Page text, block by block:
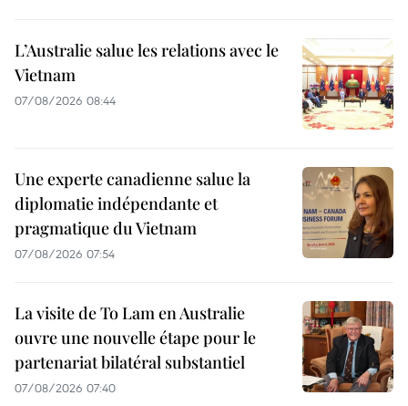
L’Australie salue les relations avec le
Vietnam
07/08/2026 08:44
Une experte canadienne salue la
diplomatie indépendante et
pragmatique du Vietnam
07/08/2026 07:54
La visite de To Lam en Australie
ouvre une nouvelle étape pour le
partenariat bilatéral substantiel
07/08/2026 07:40